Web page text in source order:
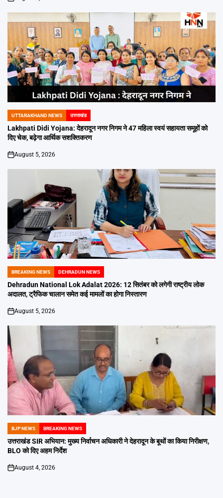
on
POSTED
IN
UTTARAKHAND NEWS उत्तराखंड
Lakhpati Didi Yojana: देहरादून नगर निगम ने 47 महिला स्वयं सहायता समूहों को
दिए चेक, बढ़ेगा आर्थिक सशक्तिकरण
on
August 5, 2026
POSTED
IN
BREAKING NEWS DEHRADUN NEWS
Dehradun National Lok Adalat 2026: 12 सितंबर को लगेगी राष्ट्रीय लोक
अदालत, ट्रैफिक चालान समेत कई मामलों का होगा निस्तारण
on
August 5, 2026
POSTED
IN
BJP NEWS BREAKING NEWS
उत्तराखंड SIR अभियान: मुख्य निर्वाचन अधिकारी ने देहरादून के बूथों का किया निरीक्षण,
BLO को दिए अहम निर्देश
on
August 4, 2026